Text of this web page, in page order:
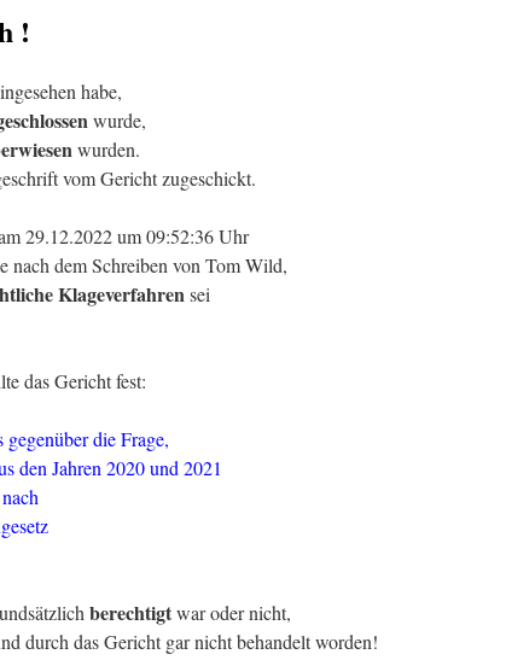
!
habe,
wurde,
wurden.
vom Gericht zugeschickt.
29.12.2022 um 09:52:36 Uhr
nach dem Schreiben von Tom Wild,
Klageverfahrensei
das Gericht fest:
die Frage,
den Jahren 2020 und 2021
berechtigtwar oder nicht,
durch das Gericht gar nicht behandelt worden!